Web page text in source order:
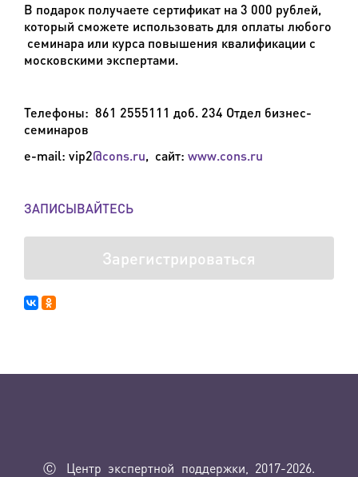
В подарок получаете сертификат на 3 000 рублей,
который сможете использовать для оплаты любого
семинара или курса повышения квалификации с
московскими экспертами.
Телефоны: 861 2555111 доб. 234 Отдел бизнес-
семинаров
e-mail: vip2@cons.ru, сайт: www.cons.ru
ЗАПИСЫВАЙТЕСЬ
Зарегистрироваться
Ⓒ Центр экспертной поддержки, 2017-2026.